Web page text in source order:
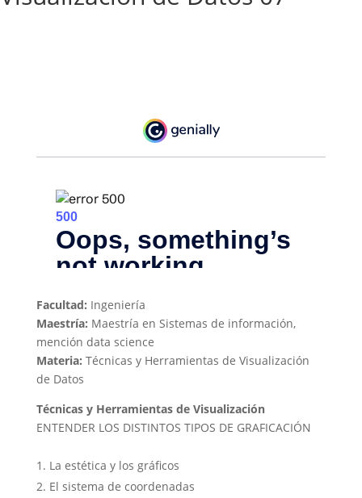
Facultad: Ingeniería
Maestría: Maestría en Sistemas de información,
mención data science
Materia: Técnicas y Herramientas de Visualización
de Datos
Técnicas y Herramientas de Visualización
ENTENDER LOS DISTINTOS TIPOS DE GRAFICACIÓN ​
La estética y los gráficos​
El sistema de coordenadas​